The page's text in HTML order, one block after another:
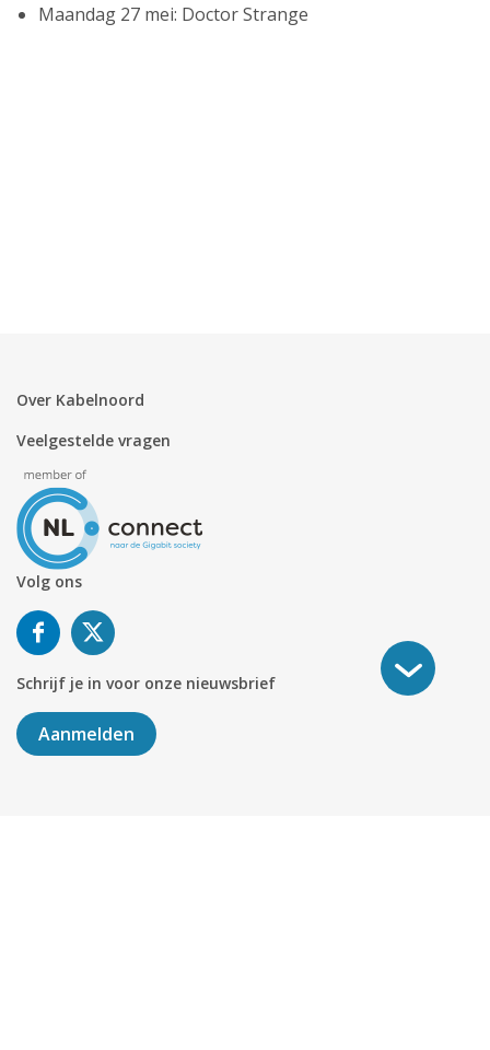
Maandag 27 mei: Doctor Strange
Over Kabelnoord
Veelgestelde vragen
Volg ons
Schrijf je in voor onze nieuwsbrief
Aanmelden